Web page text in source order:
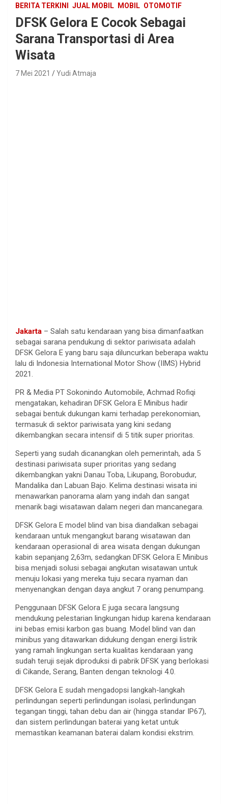
BERITA TERKINI JUAL MOBIL MOBIL OTOMOTIF
DFSK Gelora E Cocok Sebagai
Sarana Transportasi di Area
Wisata
7 Mei 2021 Yudi Atmaja
Jakarta – Salah satu kendaraan yang bisa dimanfaatkan
sebagai sarana pendukung di sektor pariwisata adalah
DFSK Gelora E yang baru saja diluncurkan beberapa waktu
lalu di Indonesia International Motor Show (IIMS) Hybrid
2021.
PR & Media PT Sokonindo Automobile, Achmad Rofiqi
mengatakan, kehadiran DFSK Gelora E Minibus hadir
sebagai bentuk dukungan kami terhadap perekonomian,
termasuk di sektor pariwisata yang kini sedang
dikembangkan secara intensif di 5 titik super prioritas.
Seperti yang sudah dicanangkan oleh pemerintah, ada 5
destinasi pariwisata super prioritas yang sedang
dikembangkan yakni Danau Toba, Likupang, Borobudur,
Mandalika dan Labuan Bajo. Kelima destinasi wisata ini
menawarkan panorama alam yang indah dan sangat
menarik bagi wisatawan dalam negeri dan mancanegara.
DFSK Gelora E model blind van bisa diandalkan sebagai
kendaraan untuk mengangkut barang wisatawan dan
kendaraan operasional di area wisata dengan dukungan
kabin sepanjang 2,63m, sedangkan DFSK Gelora E Minibus
bisa menjadi solusi sebagai angkutan wisatawan untuk
menuju lokasi yang mereka tuju secara nyaman dan
menyenangkan dengan daya angkut 7 orang penumpang.
Penggunaan DFSK Gelora E juga secara langsung
mendukung pelestarian lingkungan hidup karena kendaraan
ini bebas emisi karbon gas buang. Model blind van dan
minibus yang ditawarkan didukung dengan energi listrik
yang ramah lingkungan serta kualitas kendaraan yang
sudah teruji sejak diproduksi di pabrik DFSK yang berlokasi
di Cikande, Serang, Banten dengan teknologi 4.0.
DFSK Gelora E sudah mengadopsi langkah-langkah
perlindungan seperti perlindungan isolasi, perlindungan
tegangan tinggi, tahan debu dan air (hingga standar IP67),
dan sistem perlindungan baterai yang ketat untuk
memastikan keamanan baterai dalam kondisi ekstrim.